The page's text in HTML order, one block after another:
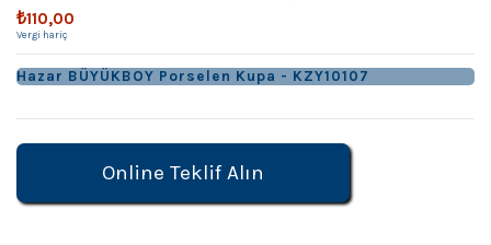
₺110,00
Vergi hariç
Hazar BÜYÜKBOY Porselen Kupa - KZY10107
Online Teklif Alın